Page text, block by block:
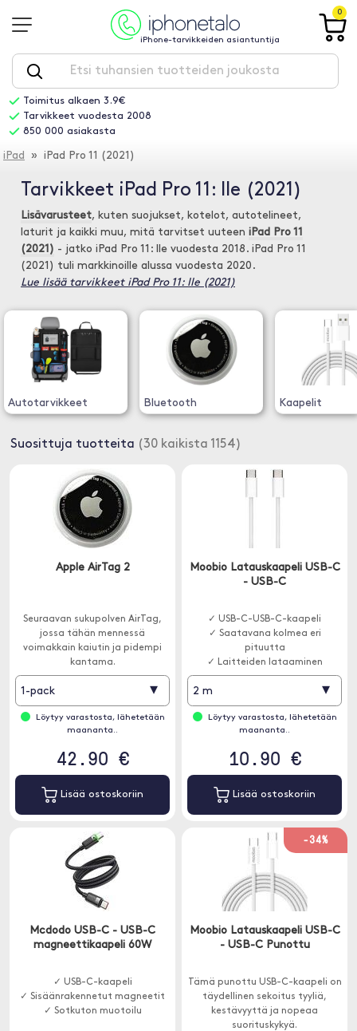
iPhone-tarvikkeiden asiantuntija
0
Toimitus alkaen 3.9€
Tarvikkeet vuodesta 2008
850 000 asiakasta
iPad » iPad Pro 11 (2021)
Tarvikkeet iPad Pro 11: lle (2021)
Lisävarusteet, kuten suojukset, kotelot, autotelineet,
laturit ja kaikki muu, mitä tarvitset uuteen iPad Pro 11
(2021) - jatko iPad Pro 11: lle vuodesta 2018. iPad Pro 11
(2021) tuli markkinoille alussa vuodesta 2020.
Lue lisää tarvikkeet iPad Pro 11: lle (2021)
Autotarvikkeet Bluetooth Kaapelit
Suosittuja tuotteita (30 kaikista 1154)
Apple AirTag 2
Seuraavan sukupolven AirTag,
jossa tähän mennessä
voimakkain kaiutin ja pidempi
kantama.
1-pack ▾
Löytyy varastosta, lähetetään
maananta..
42.90 €
Lisää ostoskoriin
Moobio Latauskaapeli USB-C
- USB-C
✓ USB-C-USB-C-kaapeli
✓ Saatavana kolmea eri
pituutta
✓ Laitteiden lataaminen
2 m ▾
Löytyy varastosta, lähetetään
maananta..
10.90 €
Lisää ostoskoriin
Mcdodo USB-C - USB-C
magneettikaapeli 60W
✓ USB-C-kaapeli
✓ Sisäänrakennetut magneetit
✓ Sotkuton muotoilu
-34%
Moobio Latauskaapeli USB-C
- USB-C Punottu
Tämä punottu USB-C-kaapeli on
täydellinen sekoitus tyyliä,
kestävyyttä ja nopeaa
suorituskykyä.